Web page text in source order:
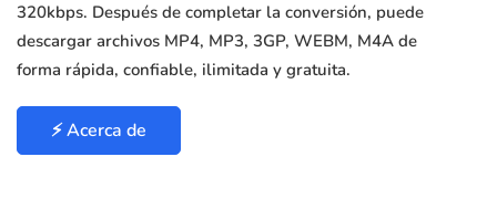
320kbps. Después de completar la conversión, puede
descargar archivos MP4, MP3, 3GP, WEBM, M4A de
forma rápida, confiable, ilimitada y gratuita.
⚡ Acerca de